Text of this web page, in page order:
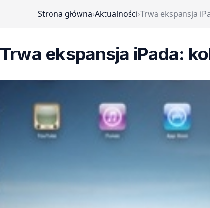
Strona główna›Aktualności›Trwa ekspansja
Trwa ekspansja iPada: